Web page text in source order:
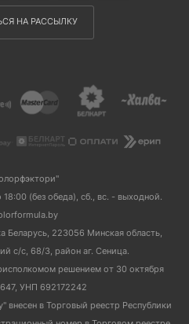
НА РАССЫЛКУ
(без обеда), сб., вс. - выходной.
Беларусь, 223056 Минская область,
с/с, 68/3, район аг. Сеница.
решением от 30 октября
УНП 692172242
внесен в Торговый реестр Республики